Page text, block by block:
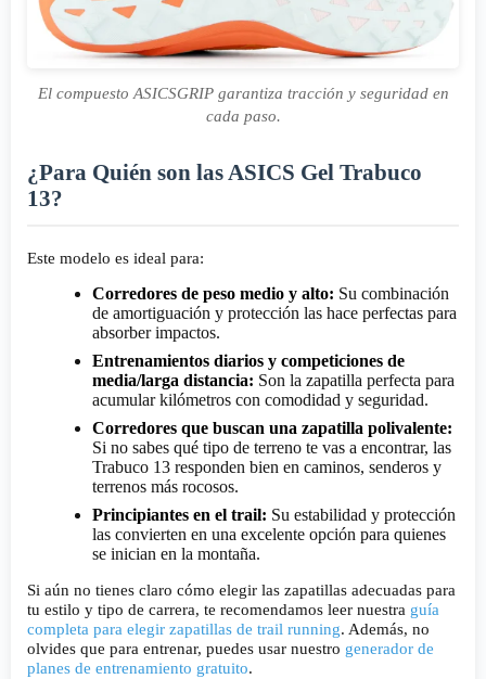
El compuesto ASICSGRIP garantiza tracción y seguridad en
cada paso.
¿Para Quién son las ASICS Gel Trabuco
13?
Este modelo es ideal para:
Corredores de peso medio y alto: Su combinación
de amortiguación y protección las hace perfectas para
absorber impactos.
Entrenamientos diarios y competiciones de
media/larga distancia: Son la zapatilla perfecta para
acumular kilómetros con comodidad y seguridad.
Corredores que buscan una zapatilla polivalente:
Si no sabes qué tipo de terreno te vas a encontrar, las
Trabuco 13 responden bien en caminos, senderos y
terrenos más rocosos.
Principiantes en el trail: Su estabilidad y protección
las convierten en una excelente opción para quienes
se inician en la montaña.
Si aún no tienes claro cómo elegir las zapatillas adecuadas para
tu estilo y tipo de carrera, te recomendamos leer nuestra guía
completa para elegir zapatillas de trail running. Además, no
olvides que para entrenar, puedes usar nuestro generador de
planes de entrenamiento gratuito.